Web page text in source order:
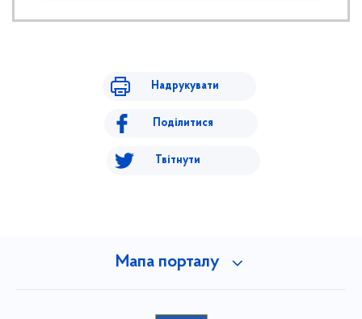
Надрукувати
Поділитися
Твітнути
Мапа порталу